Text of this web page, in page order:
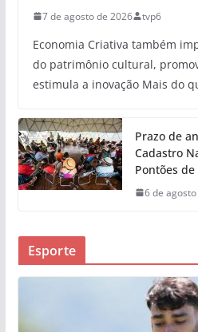
7 de agosto de 2026 tvp6
Economia Criativa também
do patrimônio cultural,
estimula a inovação Mais do
Prazo de
Cadastro
Pontões
6 de
Esporte